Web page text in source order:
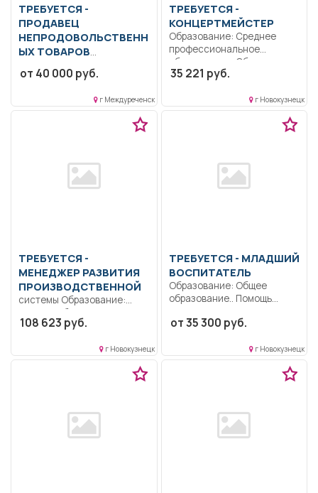
ТРЕБУЕТСЯ -
ПРОДАВЕЦ
НЕПРОДОВОЛЬСТВЕНН
ЫХ ТОВАРОВ
образование..
покупателей по товарам и
от 40 000 руб.
г Междуреченск
ТРЕБУЕТСЯ -
КОНЦЕРТМЕЙСТЕР
Образование: Среднее
профессиональное
образование.. Обеспечение
профессионального
35 221 руб.
г Новокузнецк
ТРЕБУЕТСЯ -
МЕНЕДЖЕР РАЗВИТИЯ
ПРОИЗВОДСТВЕННОЙ
системы Образование:
Высшее образование —
бакалавриат.. Обеспечение
108 623 руб.
г Новокузнецк
ТРЕБУЕТСЯ - МЛАДШИЙ
ВОСПИТАТЕЛЬ
Образование: Общее
образование.. Помощь
приеме...
от 35 300 руб.
г Новокузнецк